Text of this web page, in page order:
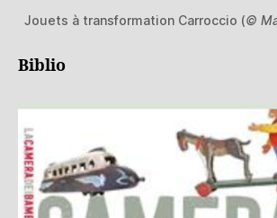
Jouets à transformation Carroccio (©
Biblio